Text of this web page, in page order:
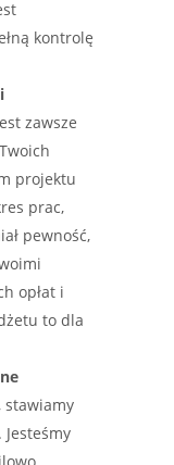
kontrolę
zawsze
projektu
prac,
pewność,
opłat i
to dla
stawiamy